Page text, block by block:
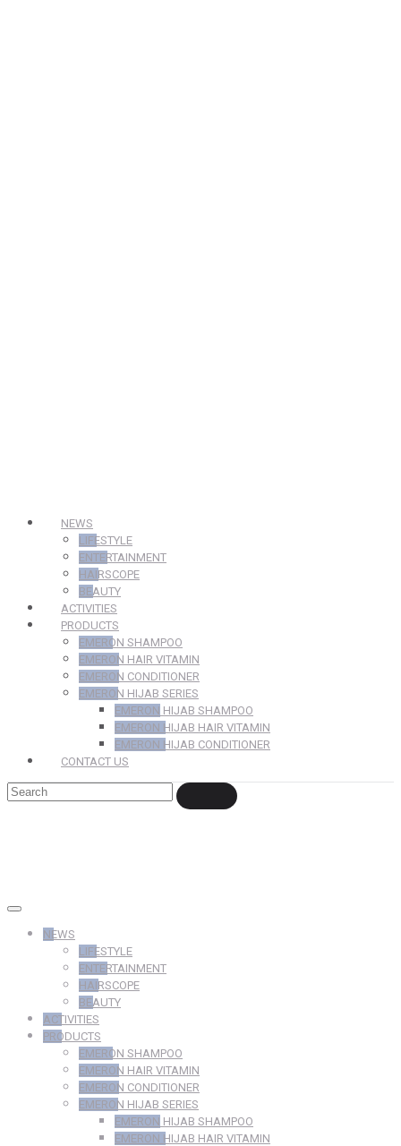
NEWS
LIFESTYLE
ENTERTAINMENT
HAIRSCOPE
BEAUTY
ACTIVITIES
PRODUCTS
EMERON SHAMPOO
EMERON HAIR VITAMIN
EMERON CONDITIONER
EMERON HIJAB SERIES
EMERON HIJAB SHAMPOO
EMERON HIJAB HAIR VITAMIN
EMERON HIJAB CONDITIONER
CONTACT US
NEWS
LIFESTYLE
ENTERTAINMENT
HAIRSCOPE
BEAUTY
ACTIVITIES
PRODUCTS
EMERON SHAMPOO
EMERON HAIR VITAMIN
EMERON CONDITIONER
EMERON HIJAB SERIES
EMERON HIJAB SHAMPOO
EMERON HIJAB HAIR VITAMIN